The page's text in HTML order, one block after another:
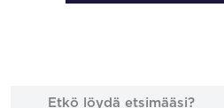
Etkö löydä etsimääsi?